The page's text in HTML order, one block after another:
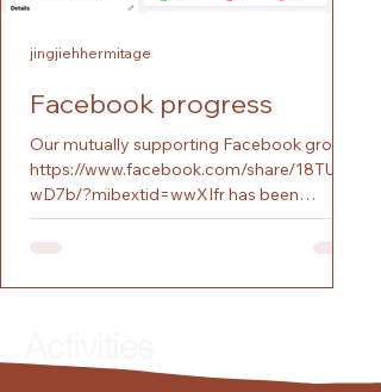
Facebook progress
Our mutually supporting Facebook group,
https://www.facebook.com/share/18TUty
wD7b/?mibextid=wwXIfr has been
steadily growing. Yesterday we posted our
60th post. We are trying to post one short
Vietnamese. Our number of "Followers" is
Korea, Nepal, India, UK, and the USA. We
jingjiehhermitage